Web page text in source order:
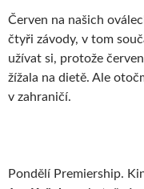
Červen na našich
čtyři závody, v tom
užívat si, protože
žížala na dietě. Ale
v zahraničí.
Pondělí Premiership.